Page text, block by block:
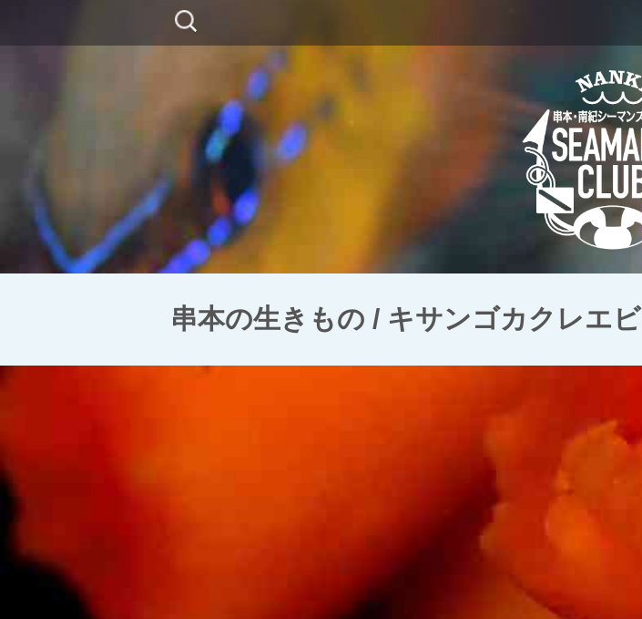
検
索:
コ
ン
テ
串本の生きもの / キサンゴカクレエビ